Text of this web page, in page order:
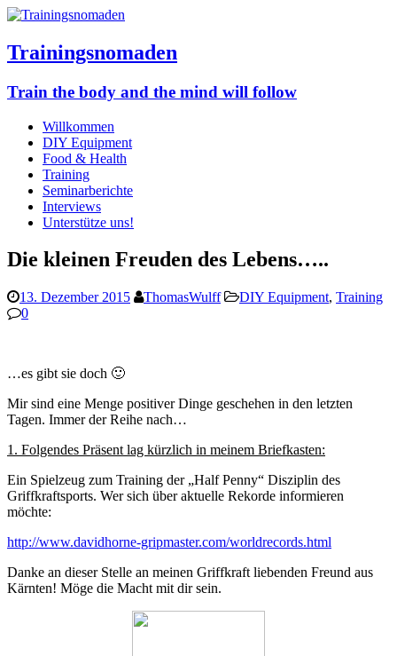
Trainingsnomaden
Train the body and the mind will follow
Willkommen
DIY Equipment
Food & Health
Training
Seminarberichte
Interviews
Unterstütze uns!
Die kleinen Freuden des Lebens…..
13. Dezember 2015 ThomasWulff DIY Equipment, Training
0
…es gibt sie doch 🙂
Mir sind eine Menge positiver Dinge geschehen in den letzten
Tagen. Immer der Reihe nach…
1. Folgendes Präsent lag kürzlich in meinem Briefkasten:
Ein Spielzeug zum Training der „Half Penny“ Disziplin des
Griffkraftsports. Wer sich über aktuelle Rekorde informieren
möchte:
http://www.davidhorne-gripmaster.com/worldrecords.html
Danke an dieser Stelle an meinen Griffkraft liebenden Freund aus
Kärnten! Möge die Macht mit dir sein.